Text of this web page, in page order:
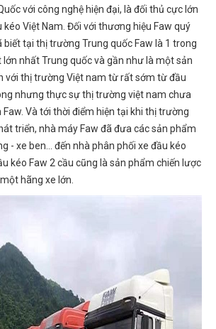
với công nghệ hiện đại, là đối thủ cực lớn
Việt Nam. Đối với thương hiệu Faw quý
biết tại thị trường Trung quốc Faw là 1 trong
nhất Trung quốc và gần như là một sản
với thị trường Việt nam từ rất sớm từ đầu
nhưng thực sự thị trường việt nam chưa
Và tới thời điểm hiện tại khi thị trường
triển, nhà máy Faw đã đưa các sản phẩm
- xe ben... đến nhà phân phối xe đầu kéo
kéo Faw 2 cầu cũng là sản phẩm chiến lược
hãng xe lớn.